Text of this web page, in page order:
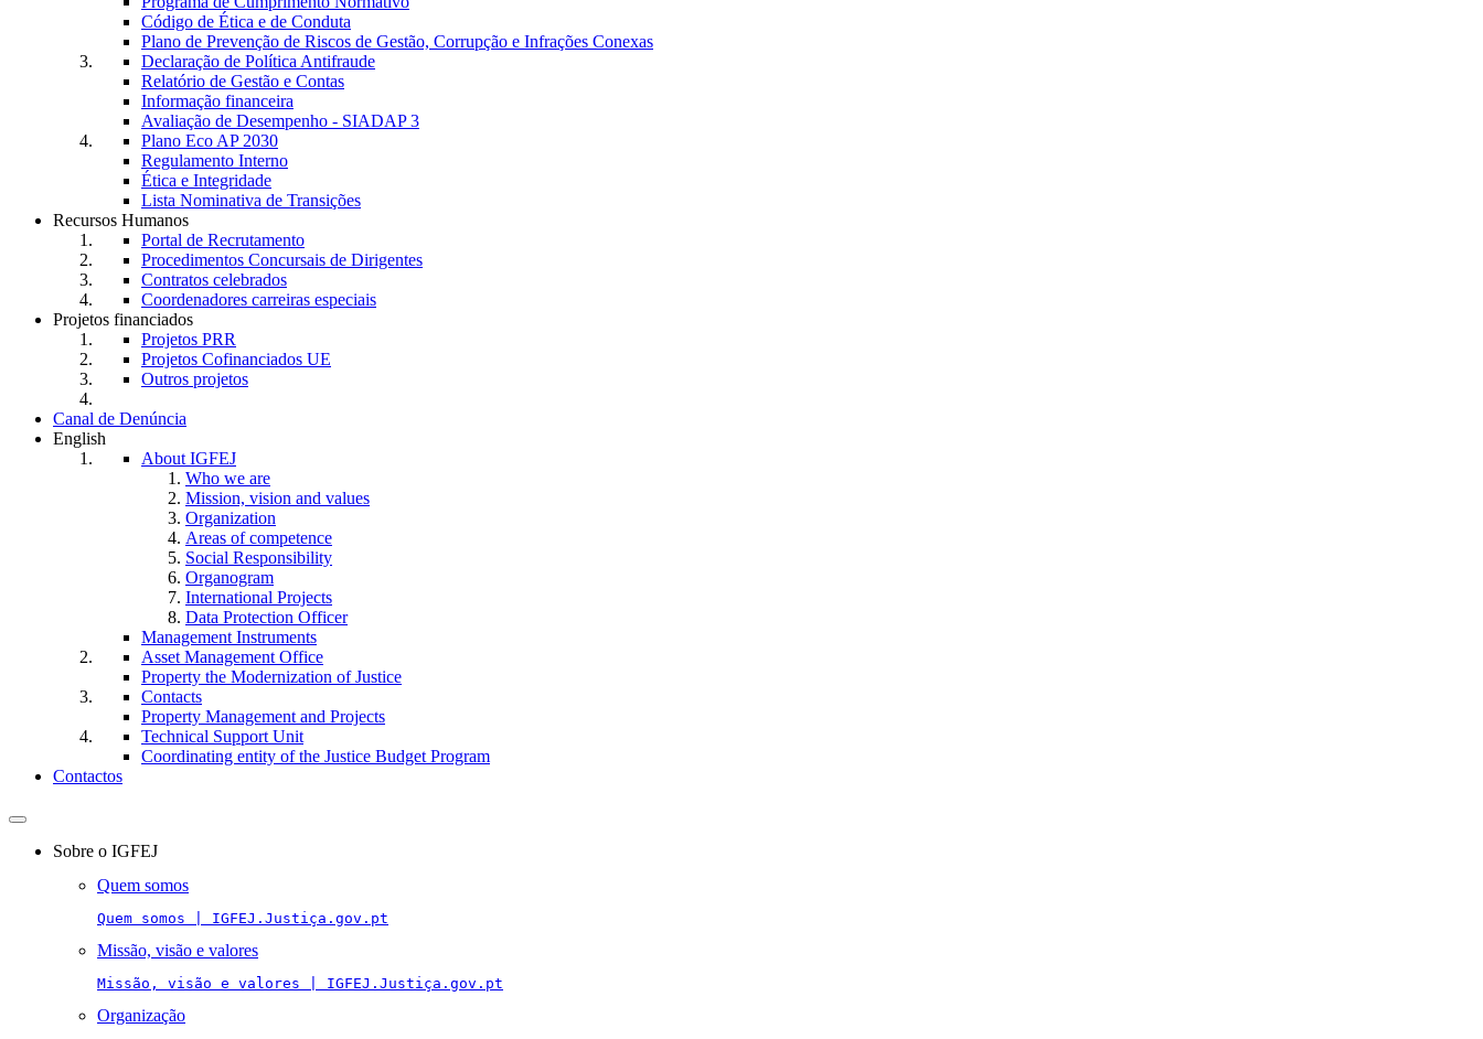
Código de Ética e de Conduta
Plano de Prevenção de Riscos de Gestão, Corrupção e Infrações Conexas
Declaração de Política Antifraude
Relatório de Gestão e Contas
Informação financeira
Avaliação de Desempenho - SIADAP 3
Plano Eco AP 2030
Regulamento Interno
Ética e Integridade
Lista Nominativa de Transições
Recursos Humanos
Portal de Recrutamento
Procedimentos Concursais de Dirigentes
Contratos celebrados
Coordenadores carreiras especiais
Projetos financiados
Projetos PRR
Projetos Cofinanciados UE
Outros projetos
Canal de Denúncia
English
About IGFEJ
Who we are
Mission, vision and values
Organization
Areas of competence
Social Responsibility
Organogram
International Projects
Data Protection Officer
Management Instruments
Asset Management Office
Property the Modernization of Justice
Contacts
Property Management and Projects
Technical Support Unit
Coordinating entity of the Justice Budget Program
Contactos
Toggle
navigationSobre o IGFEJ
Quem somos
Quem somos | IGFEJ.Justiça.gov.pt
Missão, visão e valores
Missão, visão e valores | IGFEJ.Justiça.gov.pt
Organização